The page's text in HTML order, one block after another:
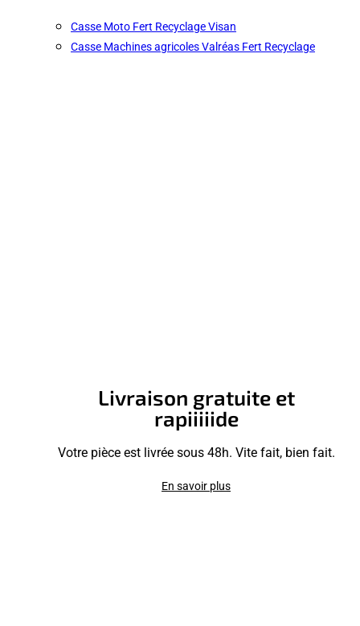
Casse Moto Fert Recyclage Visan
Casse Machines agricoles Valréas Fert Recyclage
Livraison gratuite et
rapiiiiide
Votre pièce est livrée sous 48h. Vite fait, bien fait.
En savoir plus